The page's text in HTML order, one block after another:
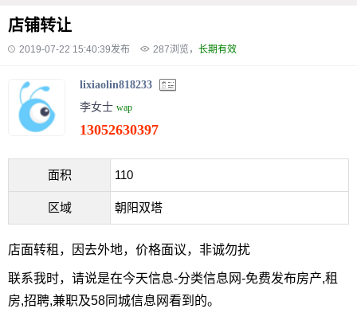
店铺转让
2019-07-22 15:40:39发布 287浏览， 长期有效
lixiaolin818233
李女士 wap
13052630397
面积 110
区域 朝阳双塔
店面转租，因去外地，价格面议，非诚勿扰
联系我时，请说是在今天信息-分类信息网-免费发布房产,租
房,招聘,兼职及58同城信息网看到的。